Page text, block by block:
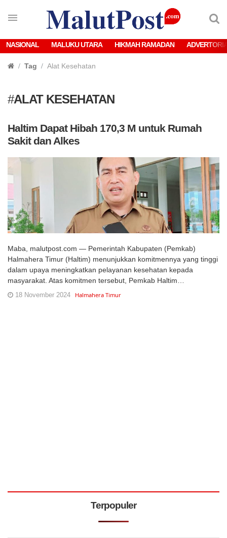
NASIONAL MALUKU UTARA HIKMAH RAMADAN
Tag Alat Kesehatan
#ALAT KESEHATAN
Haltim Dapat Hibah 170,3 M untuk Rumah
Sakit dan Alkes
Maba, malutpost.com — Pemerintah Kabupaten (Pemkab)
Halmahera Timur (Haltim) menunjukkan komitmennya yang tinggi
dalam upaya meningkatkan pelayanan kesehatan kepada
masyarakat. Atas komitmen tersebut, Pemkab Haltim…
18 November 2024 Halmahera Timur
Terpopuler